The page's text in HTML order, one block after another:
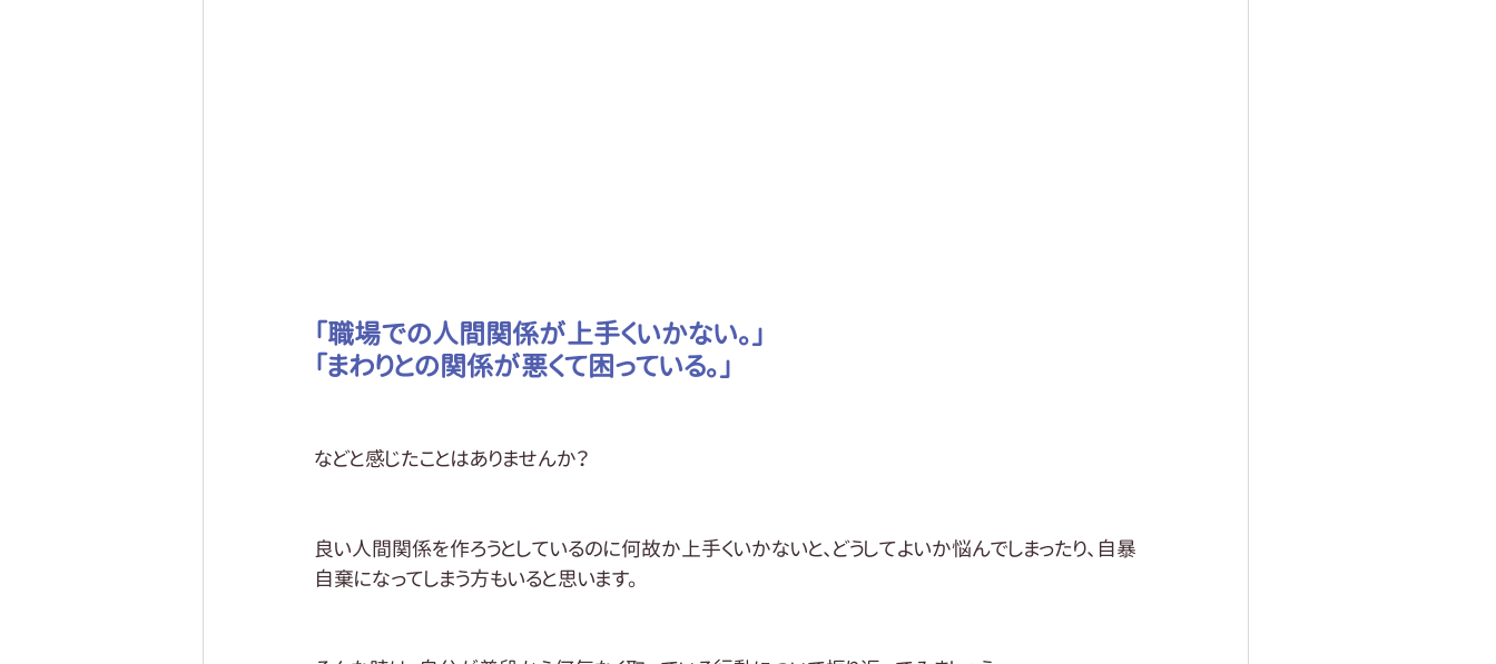
「職場での人間関係が上手くいかない。」
「まわりとの関係が悪くて困っている。」
などと感じたことはありませんか？
良い人間関係を作ろうとしているのに何故か上手くいかないと、どうしてよいか悩んでしまったり、自暴
自棄になってしまう方もいると思います。